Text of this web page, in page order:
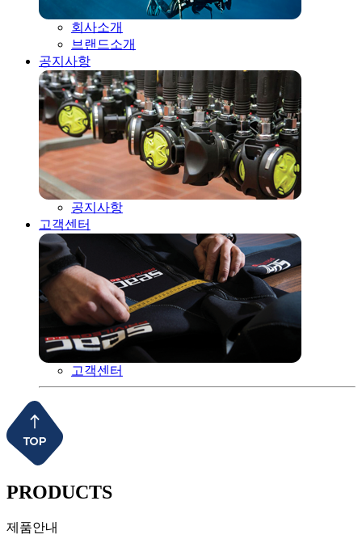
회사소개
브랜드소개
공지사항
공지사항
고객센터
고객센터
PRODUCTS
제품안내